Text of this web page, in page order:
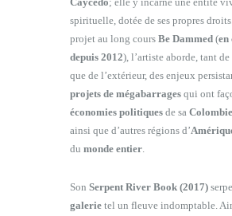
spirituelle, dotée de ses propres
projet au long cours Be Dammed(en
depuis 2012), l’artiste aborde, tant
que de l’extérieur, des enjeux
projets de mégabarragesqui ont
économies politiquesde sa Colombie
ainsi que d’autres régions d’
du monde entier.
Son Serpent River Book (2017)
galerietel un fleuve indomptable.